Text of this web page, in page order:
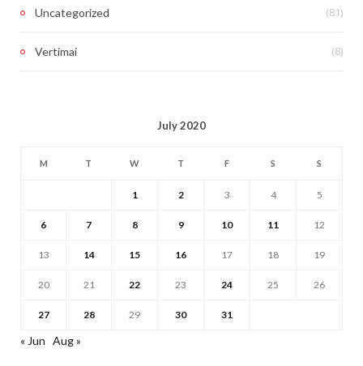
Uncategorized (81)
Vertimai (8)
July 2020
M T W T F S S
1 2 3 4 5
6 7 8 9 10 11 12
13 14 15 16 17 18 19
20 21 22 23 24 25 26
27 28 29 30 31
« Jun Aug »